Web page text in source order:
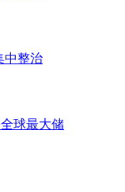
中整治
球最大储